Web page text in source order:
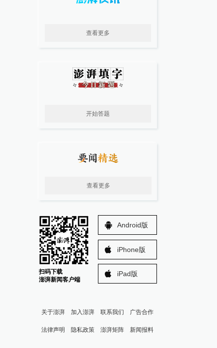
查看更多
开始答题
查看更多
扫码下载
澎湃新闻客户端
Android版
iPhone版
iPad版
关于澎湃 加入澎湃 联系我们 广告合作
法律声明 隐私政策 澎湃矩阵 新闻报料